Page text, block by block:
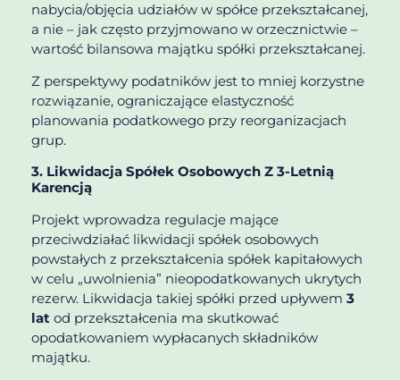
nabycia/objęcia udziałów w spółce przekształcanej,
a nie – jak często przyjmowano w orzecznictwie –
wartość bilansowa majątku spółki przekształcanej.
Z perspektywy podatników jest to mniej korzystne
rozwiązanie, ograniczające elastyczność
planowania podatkowego przy reorganizacjach
grup.
3. Likwidacja Spółek Osobowych Z 3-Letnią
Karencją
Projekt wprowadza regulacje mające
przeciwdziałać likwidacji spółek osobowych
powstałych z przekształcenia spółek kapitałowych
w celu „uwolnienia” nieopodatkowanych ukrytych
rezerw. Likwidacja takiej spółki przed upływem 3
lat od przekształcenia ma skutkować
opodatkowaniem wypłacanych składników
majątku.